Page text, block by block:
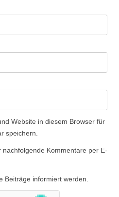
Website in diesem Browser für
speichern.
nachfolgende Kommentare per E-
Beiträge informiert werden.